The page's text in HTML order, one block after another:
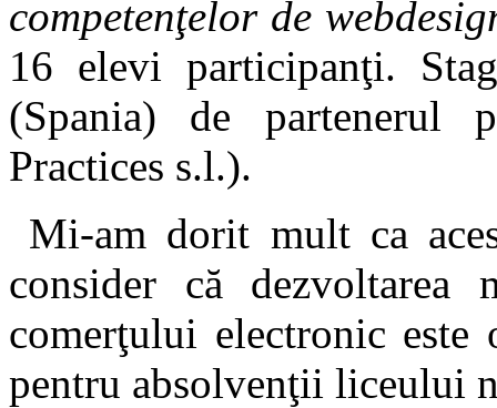
competenţelor de
16 elevi participanţi.
(Spania) de partenerul
Practices s.l.).
Mi-am dorit mult ca
consider că dezvoltarea
comerţului electronic
pentru absolvenţii liceului